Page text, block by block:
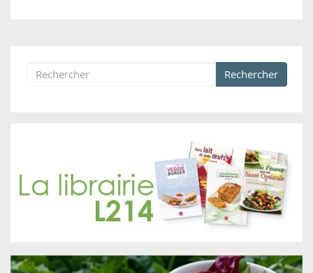
Formulaire de recherche
Rechercher